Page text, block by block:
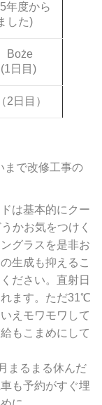
年度から
した)
Boże
日目)
2日目）
で改修工事の
は基本的にクー
かお気をつけく
グラスを是非お
生成も抑えるこ
ださい。直射日
ます。ただ31℃
えモワモワして
もこまめにして
まるまる休んだ
も予約がすぐ埋